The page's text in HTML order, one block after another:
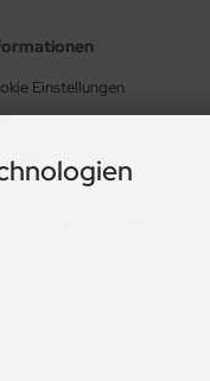
Einstellungen
und Versandkosten